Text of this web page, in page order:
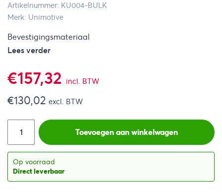
Artikelnummer: KU004-BULK
Merk: Unimotive
Bevestigingsmateriaal
Lees verder
€157,32 incl. BTW
€130,02 excl. BTW
Toevoegen aan winkelwagen
Op voorraad
Direct leverbaar